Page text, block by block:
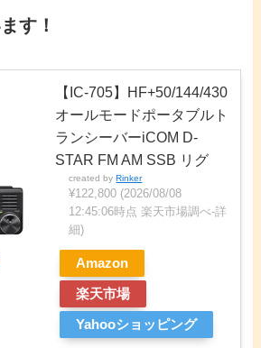
す！
【IC-705】HF+50/144/430
オールモードポータブルト
ランシーバーiCOM D-
STAR FM AM SSB リグ
created byRinker
¥122,800 (2026/08/08
12:45:06時点 楽天市場調べ-詳
細)
Amazon
楽天市場
Yahooショッピング